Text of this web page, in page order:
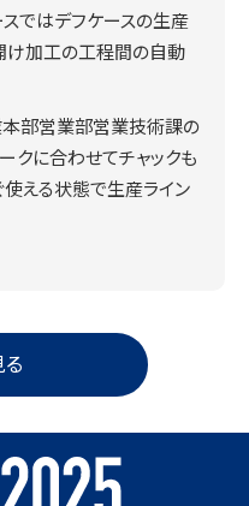
ではデフケースの生産
け加工の工程間の自動
部営業部営業技術課の
クに合わせてチャックも
える状態で生産ライン